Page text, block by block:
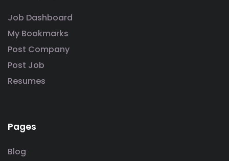
Job Dashboard
My Bookmarks
Post Company
Post Job
Resumes
Pages
Blog